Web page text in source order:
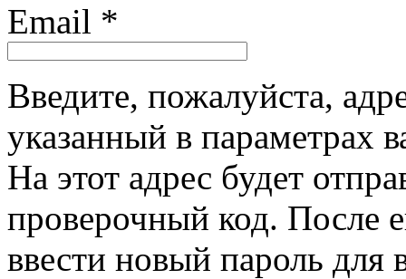
Email *
Введите, пожалуйста,
указанный в параметрах
На этот адрес будет
проверочный код. После
ввести новый пароль для